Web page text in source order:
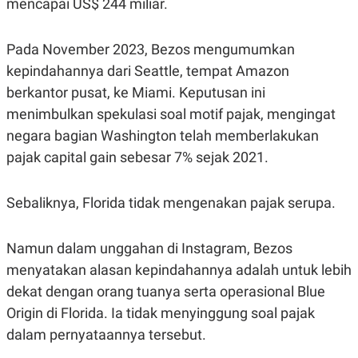
S
A
T
A
A
K
O
T
A
N
L
I
S
U
S
JARINGAN
K
O
N
T
N
P
R
E
S
S
R
Pada November 2023, Bezos mengumumkan
kepindahannya dari Seattle, tempat Amazon
berkantor pusat, ke Miami. Keputusan ini
menimbulkan spekulasi soal motif pajak, mengingat
negara bagian Washington telah memberlakukan
pajak capital gain sebesar 7% sejak 2021.
Sebaliknya, Florida tidak mengenakan pajak serupa.
Namun dalam unggahan di Instagram, Bezos
menyatakan alasan kepindahannya adalah untuk lebih
dekat dengan orang tuanya serta operasional Blue
Origin di Florida. Ia tidak menyinggung soal pajak
dalam pernyataannya tersebut.